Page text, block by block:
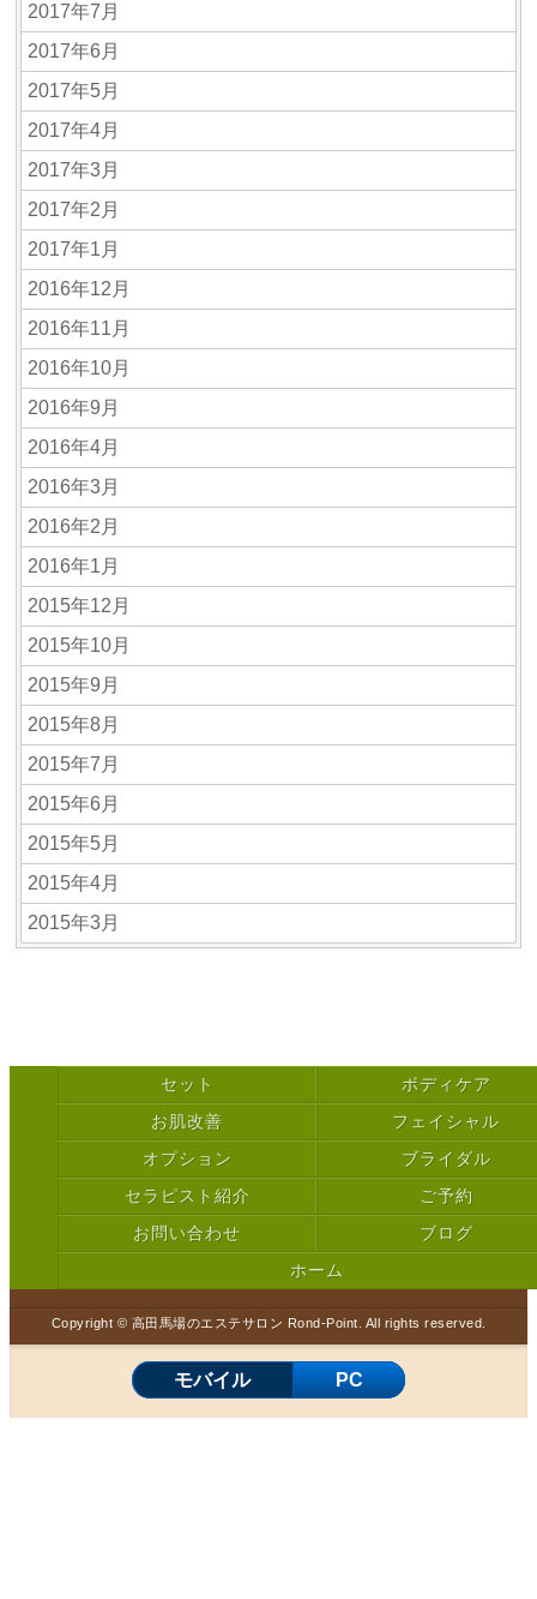
2017年7月
2017年6月
2017年5月
2017年4月
2017年3月
2017年2月
2017年1月
2016年12月
2016年11月
2016年10月
2016年9月
2016年4月
2016年3月
2016年2月
2016年1月
2015年12月
2015年10月
2015年9月
2015年8月
2015年7月
2015年6月
2015年5月
2015年4月
2015年3月
セット
ボディケア
お肌改善
フェイシャル
オプション
ブライダル
セラピスト紹介
ご予約
お問い合わせ
ブログ
ホーム
Copyright © 高田馬場のエステサロン Rond-Point. All rights reserved.
モバイル PC